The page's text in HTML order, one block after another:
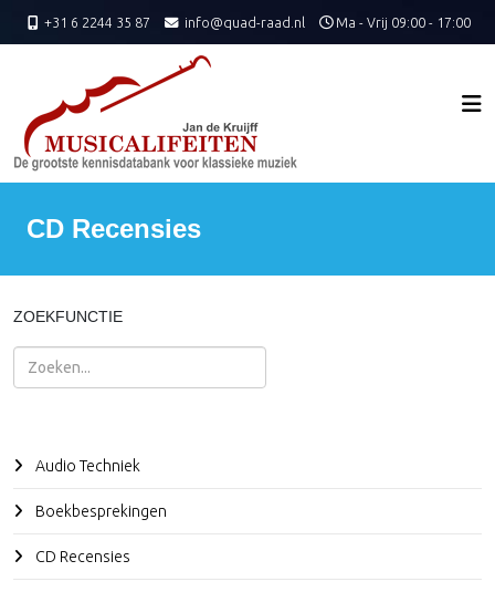
+31 6 2244 35 87 info@quad-raad.nl Ma - Vrij 09:00 - 17:00
CD Recensies
ZOEKFUNCTIE
Zoeken
Audio Techniek
Boekbesprekingen
CD Recensies